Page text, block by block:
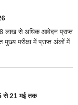
लाख से अधिक आवेदन प्राप्त
परीक्षा में प्राप्त अंकों में
से 21 मई तक